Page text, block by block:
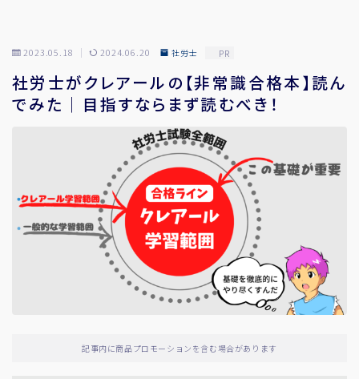
2023.05.18 2024.06.20 社労士 PR
社労士がクレアールの【非常識合格本】読ん
でみた｜目指すならまず読むべき！
記事内に商品プロモーションを含む場合があります